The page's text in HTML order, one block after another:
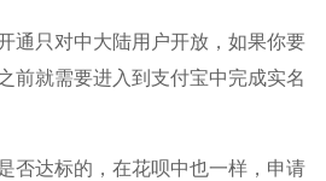
通只对中大陆用户开放，如果你要
前就需要进入到支付宝中完成实名
否达标的，在花呗中也一样，申请